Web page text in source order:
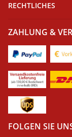
RECHTLICHES
ZAHLUNG &
FOLGEN SIE